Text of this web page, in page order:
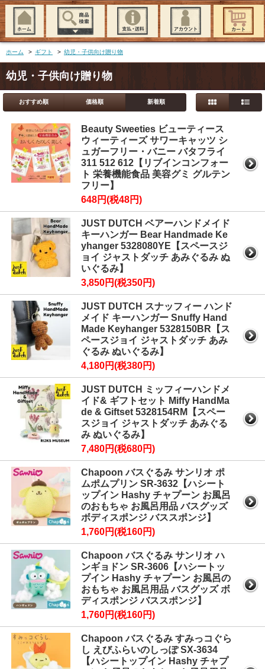
ホーム > ギフト > 幼児・子供向け贈り物
幼児・子供向け贈り物
おすすめ順 価格順 新着順
Beauty Sweeties ビューティース
ウィーティーズ サワーキャッツ シ
ュガーフリー・バニー バタフライ
311 512 612【リブインコンフォー
ト 栄養機能食品 美容グミ グルテン
フリー】
648円(税48円)
JUST DUTCH ベアーハンドメイド
キーハンガー Bear Handmade Ke
yhanger 5328080YE【スペースジ
ョイ ジャストダッチ あみぐるみ ぬ
いぐるみ】
3,850円(税350円)
JUST DUTCH スナッフィー ハンド
メイド キーハンガー Snuffy Hand
Made Keyhanger 5328150BR【ス
ペースジョイ ジャストダッチ あみ
ぐるみ ぬいぐるみ】
4,180円(税380円)
JUST DUTCH ミッフィーハンドメ
イド& ギフトセット Miffy HandMa
de & Giftset 5328154RM【スペー
スジョイ ジャストダッチ あみぐる
み ぬいぐるみ】
7,480円(税680円)
Chapoon バスぐるみ サンリオ ポ
ムポムプリン SR-3632【ハシート
ップイン Hashy チャプーン お風呂
のおもちゃ お風呂用品 バスグッズ
ボディスポンジ バススポンジ】
1,760円(税160円)
Chapoon バスぐるみ サンリオ ハ
ンギョドン SR-3606【ハシートッ
プイン Hashy チャプーン お風呂の
おもちゃ お風呂用品 バスグッズ ボ
ディスポンジ バススポンジ】
1,760円(税160円)
Chapoon バスぐるみ すみっコぐら
し えびふらいのしっぽ SX-3634
【ハシートップイン Hashy チャプ